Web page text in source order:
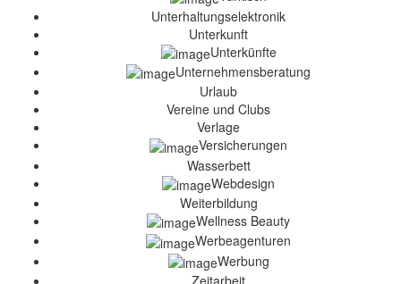
Unterhaltungselektronik
Unterkunft
Unterkünfte
Unternehmensberatung
Urlaub
Vereine und Clubs
Verlage
Versicherungen
Wasserbett
Webdesign
Weiterbildung
Wellness Beauty
Werbeagenturen
Werbung